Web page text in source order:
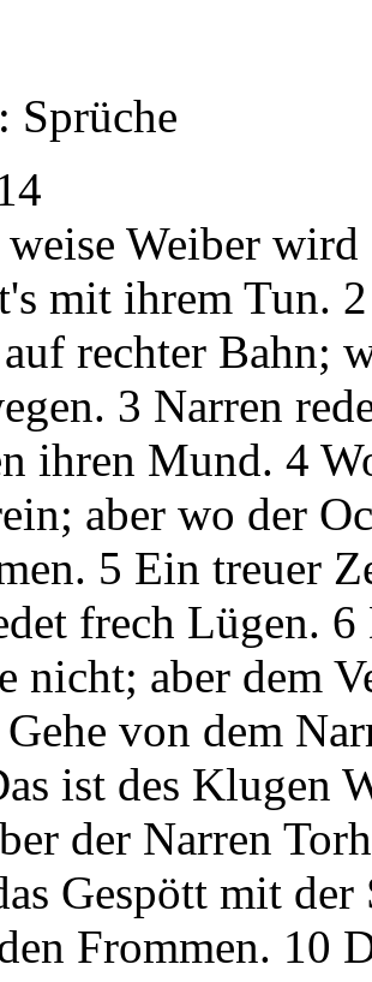
Sprüche
Weiber
mit ihrem Tun.
rechter Bahn;
3 Narren
ihren Mund. 4
aber wo der
5 Ein treuer
frech Lügen.
nicht; aber dem
von dem
ist des Klugen
der Narren
Gespött mit
Frommen. 10